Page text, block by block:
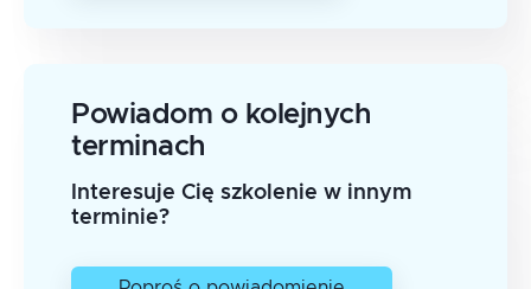
Powiadom o kolejnych
terminach
Interesuje Cię szkolenie w innym
terminie?